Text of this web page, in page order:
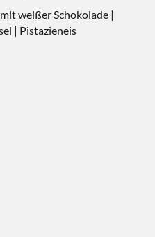
weißer Schokolade |
| Pistazieneis